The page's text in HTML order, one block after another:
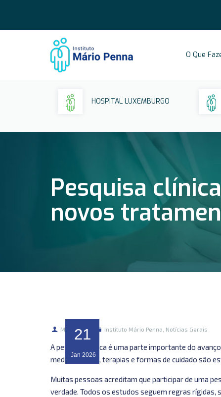
O Que
HOSPITAL LUXEMBURGO
Pesquisa
novos
21
Jan 2026
Marketing Instituto Mário Penna Notícias Gerais
A pesquisa clínica é uma parte importante do
medicamentos, terapias e formas de cuidado são
Muitas pessoas acreditam que participar de uma
verdade. Todos os estudos seguem regras rígidas,